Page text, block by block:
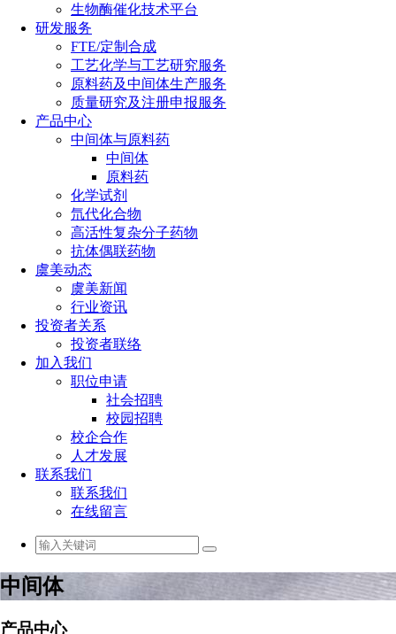
生物酶催化技术平台
研发服务
FTE/定制合成
工艺化学与工艺研究服务
原料药及中间体生产服务
质量研究及注册申报服务
产品中心
中间体与原料药
中间体
原料药
化学试剂
氘代化合物
高活性复杂分子药物
抗体偶联药物
虞美动态
虞美新闻
行业资讯
投资者关系
投资者联络
加入我们
职位申请
社会招聘
校园招聘
校企合作
人才发展
联系我们
联系我们
在线留言
中间体
产品中心